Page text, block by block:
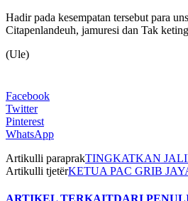
Hadir pada kesempatan tersebut para
Citapenlandeuh, jamuresi dan Tak
(Ule)
Facebook
Twitter
Pinterest
WhatsApp
Artikulli paraprakTINGKATKAN
Artikulli tjetërKETUA PAC GRIB
ARTIKEL TERKAITDARI